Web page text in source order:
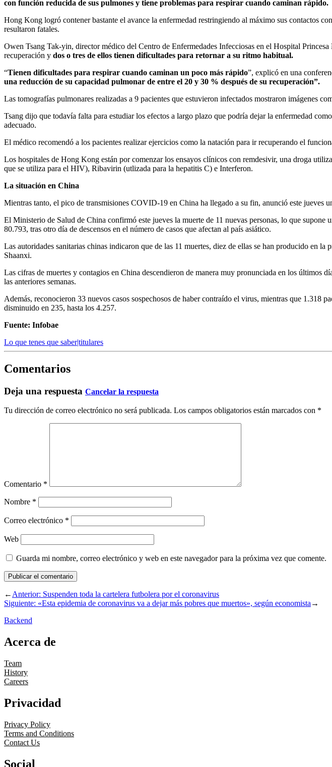
con función reducida de sus pulmones y tiene problemas para respirar cuando caminan rápido.
Hong Kong logró contener bastante el avance la enfermedad restringiendo al máximo sus contactos
resultaron fatales.
Owen Tsang Tak-yin, director médico del Centro de Enfermedades Infecciosas en el Hospital
recuperación y dos o tres de ellos tienen dificultades para retornar a su ritmo habitual.
“Tienen dificultades para respirar cuando caminan un poco más rápido”, explicó en una
una reducción de su capacidad pulmonar de entre el 20 y 30 % después de su recuperación”.
Las tomografías pulmonares realizadas a 9 pacientes que estuvieron infectados mostraron imágenes
Tsang dijo que todavía falta para estudiar los efectos a largo plazo que podría dejar la enfermedad
adecuado.
El médico recomendó a los pacientes realizar ejercicios como la natación para ir recuperando el
Los hospitales de Hong Kong están por comenzar los ensayos clínicos con remdesivir, una droga
que se utiliza para el HIV), Ribavirin (utlizada para la hepatitis C) e Interferon.
La situación en China
Mientras tanto, el pico de transmisiones COVID-19 en China ha llegado a su fin, anunció este jueves
El Ministerio de Salud de China confirmó este jueves la muerte de 11 nuevas personas, lo que
80.793, tras otro día de descensos en el número de casos que afectan al país asiático.
Las autoridades sanitarias chinas indicaron que de las 11 muertes, diez de ellas se han producido
Shaanxi.
Las cifras de muertes y contagios en China descendieron de manera muy pronunciada en los últimos
las anteriores semanas.
Además, reconocieron 33 nuevos casos sospechosos de haber contraído el virus, mientras que 1.318
disminuido en 235, hasta los 4.257.
Fuente: Infobae
Lo que tenes que saber|titulares
Comentarios
Deja una respuesta Cancelar la respuesta
Tu dirección de correo electrónico no será publicada. Los campos obligatorios están marcados con *
Comentario *
Nombre *
Correo electrónico *
Web
Guarda mi nombre, correo electrónico y web en este navegador para la próxima vez que comente.
←Anterior: Suspenden toda la cartelera futbolera por el coronavirus
Siguiente: «Esta epidemia de coronavirus va a dejar más pobres que muertos», según economista→
Backend
Acerca de
Team
History
Careers
Privacidad
Privacy Policy
Terms and Conditions
Contact Us
Social